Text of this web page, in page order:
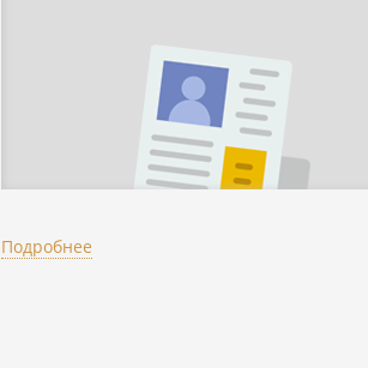
Подробнее